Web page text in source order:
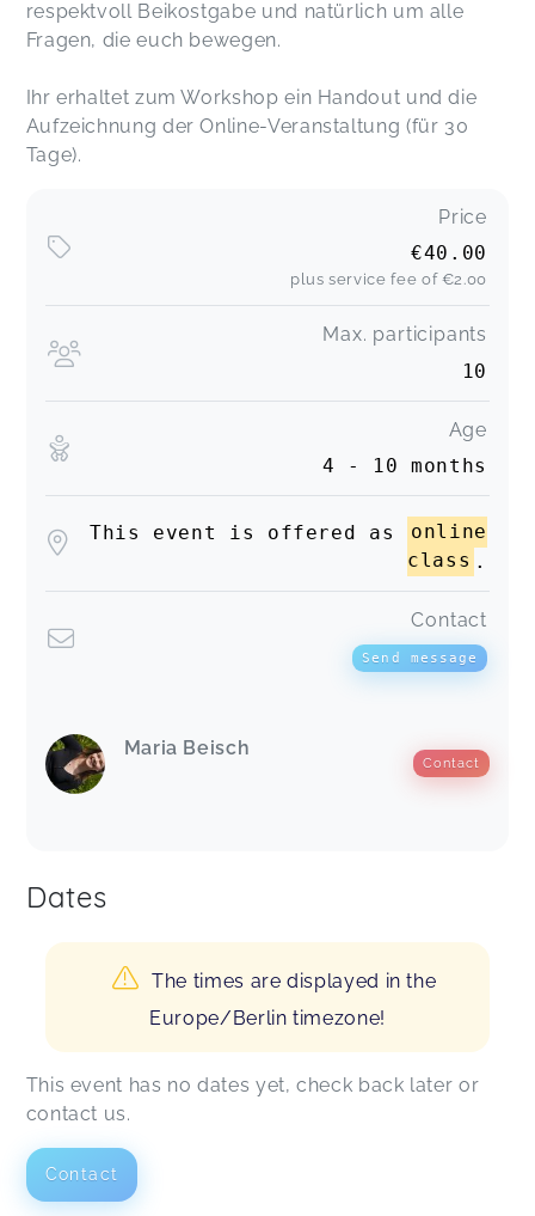
respektvoll Beikostgabe und natürlich um alle
Fragen, die euch bewegen.
Ihr erhaltet zum Workshop ein Handout und die
Aufzeichnung der Online-Veranstaltung (für 30
Tage).
Price
€40.00
plus service fee of €2.00
Max. participants
10
Age
4 - 10 months
This event is offered as
online
class .
Contact
Send message
Maria Beisch
Contact
Dates
The times are displayed in the
Europe/Berlin timezone!
This event has no dates yet, check back later or
contact us.
Contact